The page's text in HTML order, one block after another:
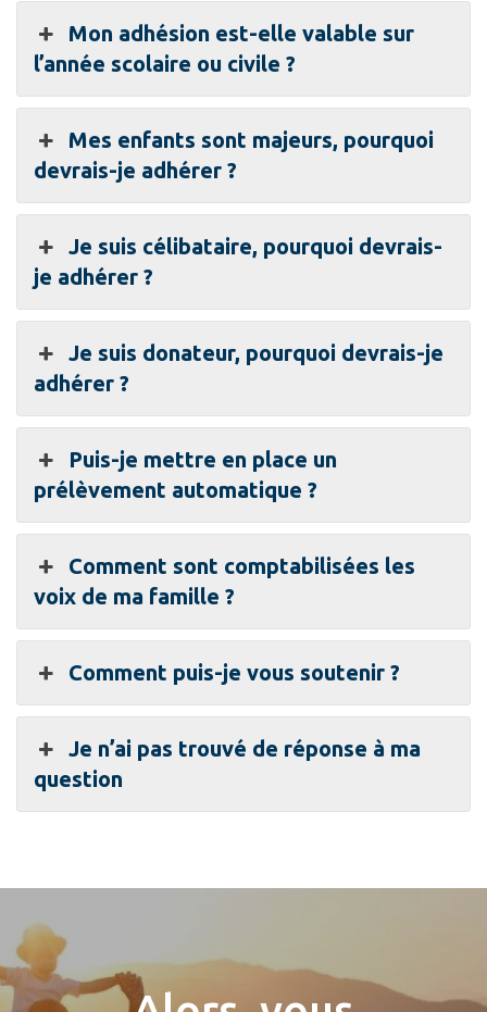
Mon adhésion est-elle valable sur
l’année scolaire ou civile ?
Mes enfants sont majeurs, pourquoi
devrais-je adhérer ?
Je suis célibataire, pourquoi devrais-
je adhérer ?
Je suis donateur, pourquoi devrais-je
adhérer ?
Puis-je mettre en place un
prélèvement automatique ?
Comment sont comptabilisées les
voix de ma famille ?
Comment puis-je vous soutenir ?
Je n’ai pas trouvé de réponse à ma
question